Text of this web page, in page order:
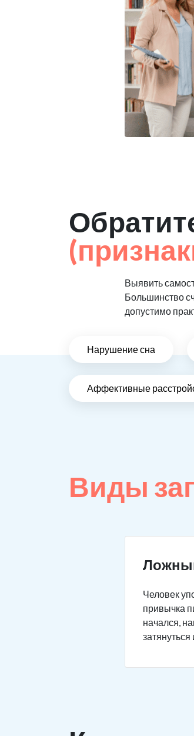
Выявить
Большинство
допустимо
Нарушение сна
Аффективные
Виды
Человек
привычка
начался,